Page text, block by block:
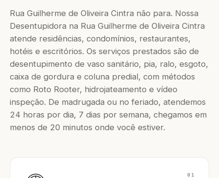
Rua Guilherme de Oliveira Cintra não para. Nossa
Desentupidora na Rua Guilherme de Oliveira Cintra
atende residências, condomínios, restaurantes,
hotéis e escritórios. Os serviços prestados são de
desentupimento de vaso sanitário, pia, ralo, esgoto,
caixa de gordura e coluna predial, com métodos
como Roto Rooter, hidrojateamento e vídeo
inspeção. De madrugada ou no feriado, atendemos
24 horas por dia, 7 dias por semana, chegamos em
menos de 20 minutos onde você estiver.
01